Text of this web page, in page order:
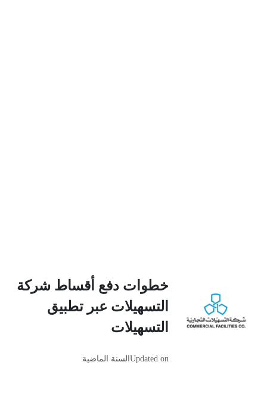
خطوات دفع أقساط شركة
التسهيلات عبر تطبيق
التسهيلات
Updated onالسنة الماضية